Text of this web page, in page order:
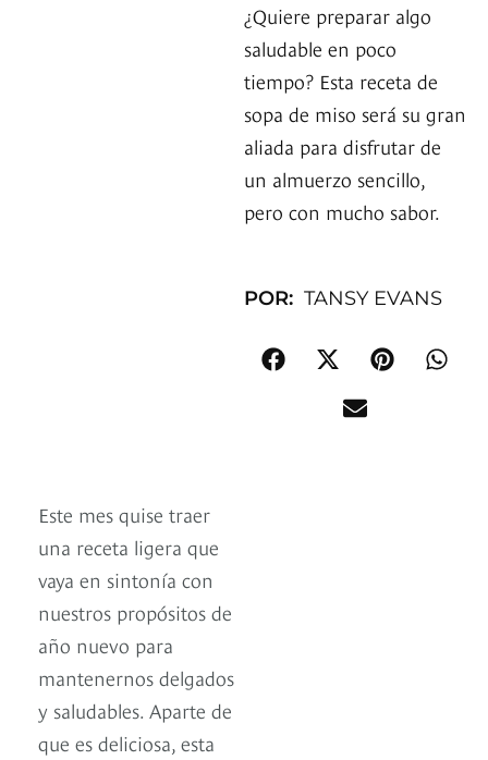
¿Quiere preparar algo
saludable en poco
tiempo? Esta receta de
sopa de miso será su gran
aliada para disfrutar de
un almuerzo sencillo,
pero con mucho sabor.
POR: TANSY EVANS
Este mes quise traer
una receta ligera que
vaya en sintonía con
nuestros propósitos de
año nuevo para
mantenernos delgados
y saludables. Aparte de
que es deliciosa, esta